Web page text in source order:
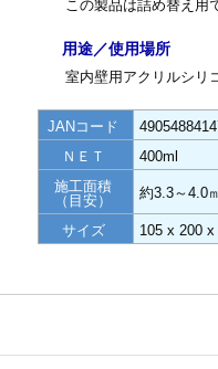
この製品は詰め替え用
用途／使用場所
室内壁用アクリルシリ
JANコード
ＮＥＴ
400ml
施工面積
（目安）
約3.3～4.0
サイズ 105 x 200